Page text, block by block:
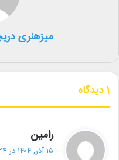
دیگر خبرها
• بسته خبری
• حق نشر رمان «زیبا صدایم کن»
میزهنری
1 دیدگاه
رامین
ف
۱۵ آذر, ۱۴۰۴ در ۱۰:۲۴ ق٫ظ